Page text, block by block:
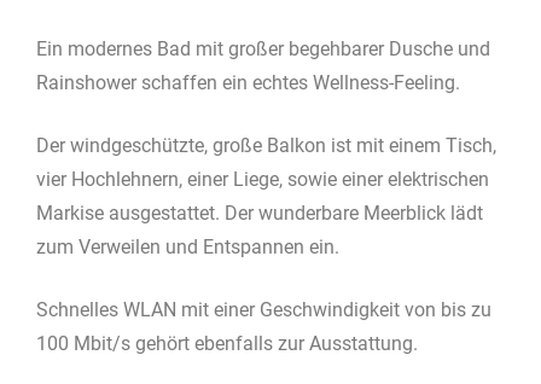
Ein modernes Bad mit großer begehbarer Dusche und
Rainshower schaffen ein echtes Wellness-Feeling.
Der windgeschützte, große Balkon ist mit einem Tisch,
vier Hochlehnern, einer Liege, sowie einer elektrischen
Markise ausgestattet. Der wunderbare Meerblick lädt
zum Verweilen und Entspannen ein.
Schnelles WLAN mit einer Geschwindigkeit von bis zu
100 Mbit/s gehört ebenfalls zur Ausstattung.